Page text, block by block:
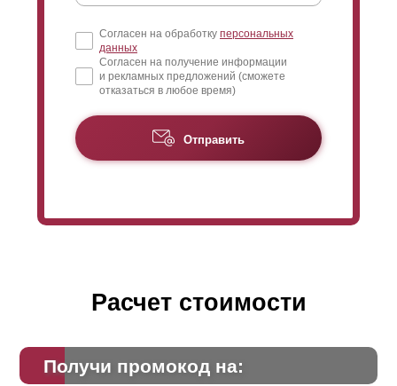
таким образом, например, увеличивая
ширину
ламелей сверху к низу забора, или наоборот.
Согласен на обработку персональных
данных
Согласен на получение информации
и рекламных предложений (сможете
отказаться в любое время)
Отправить
Расчет стоимости
Получи промокод на: